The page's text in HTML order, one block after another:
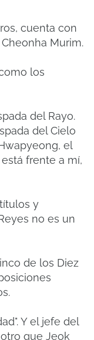
cuenta con
Murim.
los
del Rayo.
del Cielo
el
frente a mí,
y
no es un
de los Diez
Y el jefe del
que Jeok